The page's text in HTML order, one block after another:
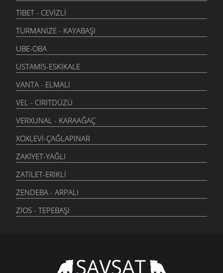
TIBET - CEVIZLI
TURMANIZE - KAYABAŞI
UBE-OBA
USTAMIS-ESKIKALE
VANTA - ELMALI
VEL - CIRITDÜZÜ
VERXUNAL - KARAAĞAÇ
XOXLEVI-ÇAĞLAPINAR
ZAKIYET-YAĞLI
ZATILET-ERIKLI
ZENDEBA - ARPALI
ZIOS - TEPEBAŞI